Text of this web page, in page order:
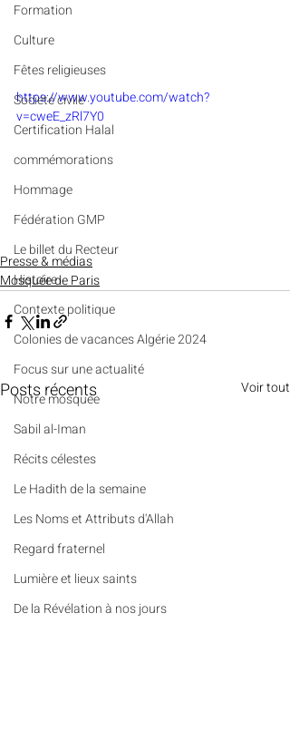
Formation
Culture
Fêtes religieuses
Société civile
Certification Halal
commémorations
Hommage
Fédération GMP
Le billet du Recteur
Histoire
Contexte politique
Colonies de vacances Algérie 2024
​​Focus sur une actualité
Notre mosquée
Sabil al-Iman
Récits célestes
Le Hadith de la semaine
Les Noms et Attributs d'Allah
Regard fraternel
Lumière et lieux saints
De la Révélation à nos jours
https://www.youtube.com/watch?
v=cweE_zRl7Y0
Presse & médias
Mosquée de Paris
Posts récents Voir tout